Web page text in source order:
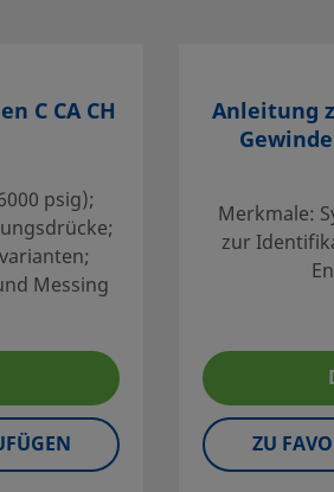
festem Berstdruck erhältlich sind.
contact your local authorized
you get the most out of your
um sicherzustellen, dass der
C CA CH
psig);
Messing
Anleitung
Merkmale:
zur
ZU